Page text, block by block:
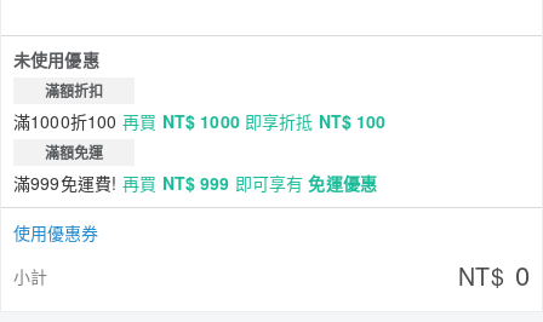
未使用優惠
滿額折扣
滿1000折100 再買 NT$ 1000即享折抵 NT$ 100
滿額免運
滿999免運費! 再買 NT$ 999 即可享有免運優惠
使用優惠券
小計
NT$ 0